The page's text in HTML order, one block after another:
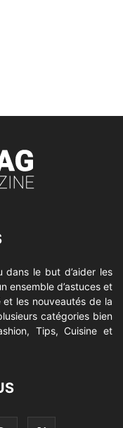
dans le but d’aider les
ensemble d’astuces et
et les nouveautés de la
catégories bien
Tips, Cuisine et